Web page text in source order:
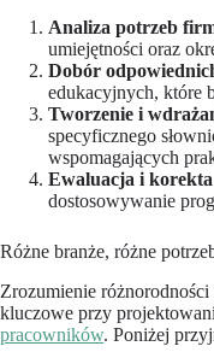
Analiza potrzeb
umiejętności oraz
Dobór
edukacyjnych, które
Tworzenie i
specyficznego
wspomagających
Ewaluacja i korekta
dostosowywanie
Różne branże, różne
Zrozumienie
kluczowe przy
pracowników. Poniżej